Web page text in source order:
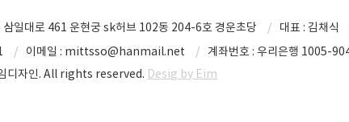
삼일대로 461 운현궁 sk허브 102동 204-6호 경운초당 대표 : 김채식
이메일 : mittsso@hanmail.net
계좌번호 : 우리은행 1005-
디자인. All rights reserved. Desig by Eim